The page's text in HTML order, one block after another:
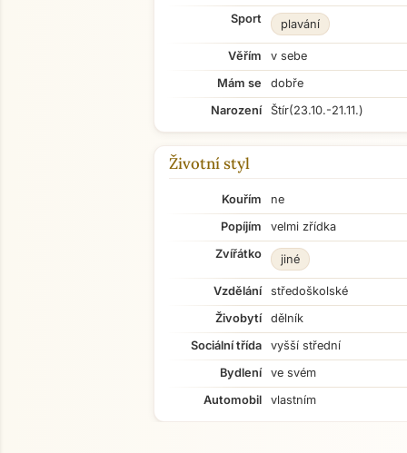
Sport plavání
Věřím
v sebe
Mám se
dobře
Narození
Štír(23.10.-21.11.)
Životní styl
Kouřím
ne
Popíjím
velmi zřídka
Zvířátko
jiné
Vzdělání
středoškolské
Živobytí
dělník
Sociální třída
vyšší střední
Bydlení
ve svém
Automobil
vlastním